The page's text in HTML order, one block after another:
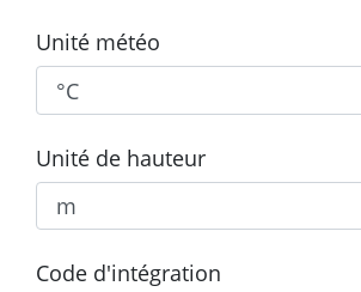
Unité météo
Unité de hauteur
Code d'intégration